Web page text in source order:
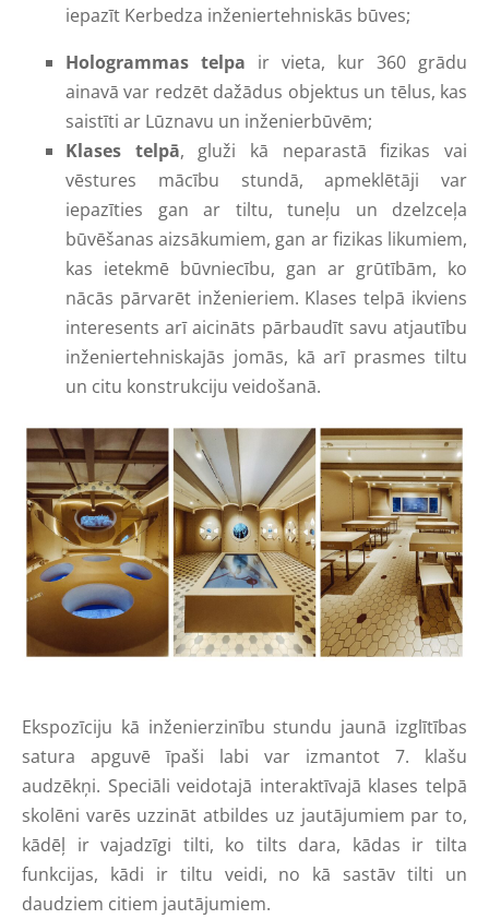
iepazīt Kerbedza inženiertehniskās būves;
Hologrammas telpa ir vieta, kur 360 grādu
ainavā var redzēt dažādus objektus un tēlus, kas
saistīti ar Lūznavu un inženierbūvēm;
Klases telpā, gluži kā neparastā fizikas vai
vēstures mācību stundā, apmeklētāji var
iepazīties gan ar tiltu, tuneļu un dzelzceļa
būvēšanas aizsākumiem, gan ar fizikas likumiem,
kas ietekmē būvniecību, gan ar grūtībām, ko
nācās pārvarēt inženieriem. Klases telpā ikviens
interesents arī aicināts pārbaudīt savu atjautību
inženiertehniskajās jomās, kā arī prasmes tiltu
un citu konstrukciju veidošanā.
Ekspozīciju kā inženierzinību stundu jaunā izglītības
satura apguvē īpaši labi var izmantot 7. klašu
audzēkņi. Speciāli veidotajā interaktīvajā klases telpā
skolēni varēs uzzināt atbildes uz jautājumiem par to,
kādēļ ir vajadzīgi tilti, ko tilts dara, kādas ir tilta
funkcijas, kādi ir tiltu veidi, no kā sastāv tilti un
daudziem citiem jautājumiem.